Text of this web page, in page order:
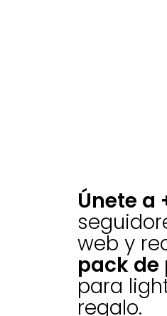
Únete a
web y
pack de
para
regalo.